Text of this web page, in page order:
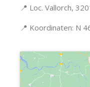
📍 Loc. Vallorch,
📍 Koordinaten: N